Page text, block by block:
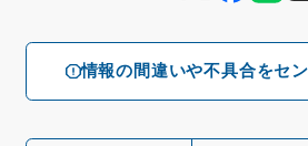
情報の間違いや不具合をセ